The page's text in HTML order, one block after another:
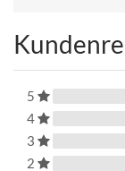
5
4
3
2